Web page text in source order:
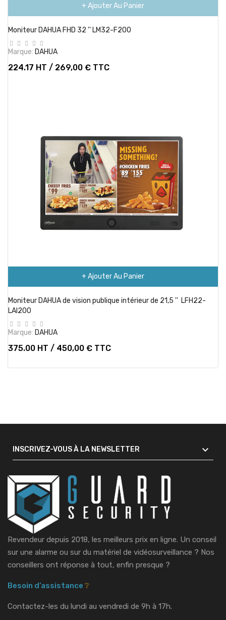
+ Ajouter Au Panier
Moniteur DAHUA FHD 32 '' LM32-F200
Marque: DAHUA
224.17 HT / 269,00 € TTC
+ Ajouter Au Panier
Moniteur DAHUA de vision publique intérieur de 21,5 '' LFH22-
LAI200
Marque: DAHUA
375.00 HT / 450,00 € TTC
INSCRIVEZ-VOUS À LA NEWSLETTER 
Revendeur depuis 2018, les meilleurs prix en ligne. Un conseil
sur une alarme ou sur du matériel de vidéosurveillance ? Nos
conseillers ont réponse à tout, enfin presque ?
Besoin d’assistance ❔
Contactez-les du lundi au vendredi de 9h à 17h.